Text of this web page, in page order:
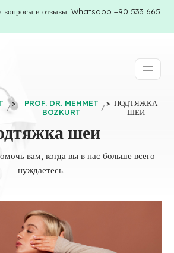
вопросы и отзывы. Whatsapp +90 533 665
>
PROF. DR. MEHMET
BOZKURT
> ПОДТЯЖКА
ШЕИ
шеи
вам, когда вы в нас больше всего
нуждаетесь.